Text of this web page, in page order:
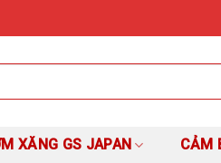
XĂNG GS JAPAN CẢM